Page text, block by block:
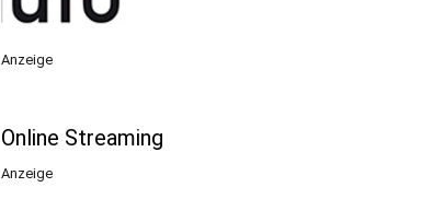
Anzeige
Online Streaming
Anzeige